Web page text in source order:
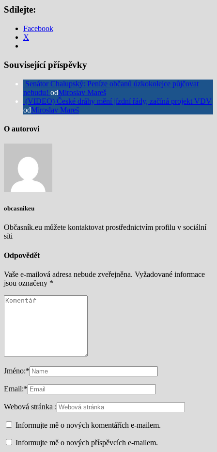
Sdílejte:
Facebook
X
Související příspěvky
Senátor Chalupský: Peníze občanů úzkokolejce půjčovat
nebudu! odMiroslav Mareš
(VIDEO) České dráhy mění jízdní řády, začíná projekt VDV
odMiroslav Mareš
O autorovi
obcasnikeu
Občasník.eu můžete kontaktovat prostřednictvím profilu v sociální
síti
Odpovědět
Vaše e-mailová adresa nebude zveřejněna. Vyžadované informace
jsou označeny *
Jméno:*
Email:*
Webová stránka :
Informujte mě o nových komentářích e-mailem.
Informujte mě o nových příspěvcích e-mailem.